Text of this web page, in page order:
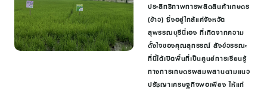
ประสิทธิภาพการผลิตสินค้าเกษตร
(ข้าว) ซึ่งอยู่ใกล้แค่จังหวัด
สุพรรณบุรีนี่เอง ที่เกิดจากความ
ตั้งใจของคุณสุกรรณ์ สังข์วรรณะ
ที่นี่ได้เปิดพื้นที่เป็นศูนย์การเรียนรู้
ทางการเกษตรผสมผสานตามแนว
ปรัชญาเศรษฐกิจพอเพียง ให้แก่